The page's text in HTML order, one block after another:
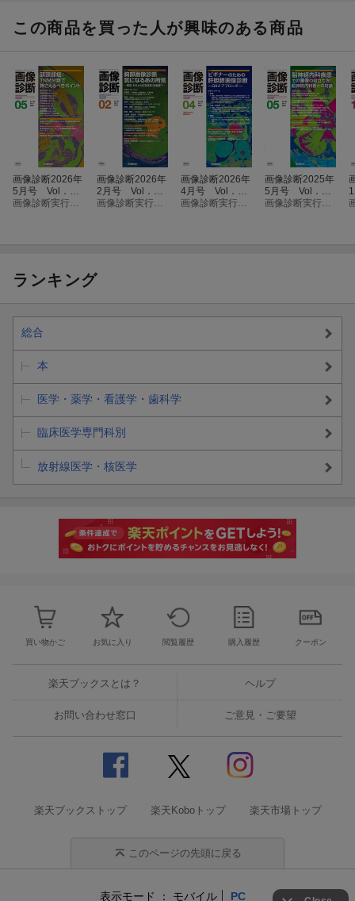
この商品を買った人が興味のある商品
画像診断2026年
5月号 Vol．46
No．6
画像診断2026年
2月号 Vol．46
No．2
画像診断2026年
4月号 Vol．46
No．5
画像診断2025年
5月号 Vol．45
No．6
ランキング
総合
本
医学・薬学・看護学・歯科学
臨床医学専門科別
放射線医学・核医学
買い物かご お気に入り 閲覧履歴 購入履歴 クーポン
楽天ブックスとは？ ヘルプ
お問い合わせ窓口 ご意見・ご要望
楽天ブックストップ 楽天Koboトップ 楽天市場トップ
このページの先頭に戻る
表示モード モバイル PC